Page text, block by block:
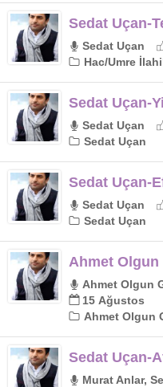
Sedat Uçan-
Sedat Uçan
Hac/Umre
Sedat Uçan-
Sedat Uçan
Sedat Uçan
Sedat Uçan-
Sedat Uçan
Sedat Uçan
Ahmet Olgun
Ahmet Olgun
15 Ağustos
Ahmet Olgun
Sedat Uçan-
Murat Anlar,